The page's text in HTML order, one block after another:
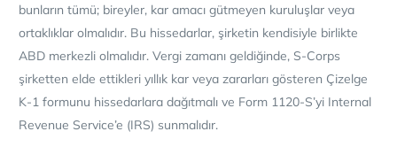
bunların tümü; bireyler, kar amacı gütmeyen kuruluşlar veya
ortaklıklar olmalıdır. Bu hissedarlar, şirketin kendisiyle birlikte
ABD merkezli olmalıdır. Vergi zamanı geldiğinde, S-Corps
şirketten elde ettikleri yıllık kar veya zararları gösteren Çizelge
K-1 formunu hissedarlara dağıtmalı ve Form 1120-S’yi Internal
Revenue Service’e (IRS) sunmalıdır.